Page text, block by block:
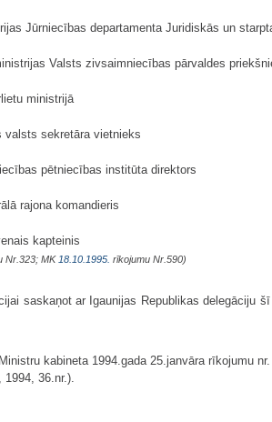
Jūrniecības departamenta Juridiskās un
Valsts zivsaimniecības pārvaldes
ministrijā
sekretāra vietnieks
pētniecības institūta direktors
rajona komandieris
kapteinis
Nr.323; MK 18.10.1995. rīkojumu Nr.590)
saskaņot ar Igaunijas Republikas delegāciju
kabineta 1994.gada 25.janvāra rīkojumu
36.nr.).